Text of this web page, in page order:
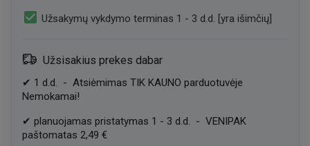
check_box Užsakymų vykdymo terminas 1 - 3 d.d. [yra išimčių]
Užsisakius prekes dabar
✔ 1 d.d. - Atsiėmimas TIK KAUNO parduotuvėje
Nemokamai!
✔ planuojamas pristatymas 1 - 3 d.d. - VENIPAK
paštomatas 2,49 €